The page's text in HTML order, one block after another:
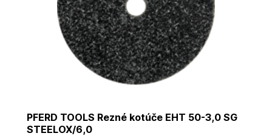
PFERD TOOLS Rezné kotúče EHT 50-3,0 SG
STEELOX/6,0